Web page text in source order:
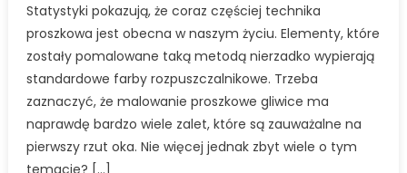
Statystyki pokazują, że coraz częściej technika
proszkowa jest obecna w naszym życiu. Elementy, które
zostały pomalowane taką metodą nierzadko wypierają
standardowe farby rozpuszczalnikowe. Trzeba
zaznaczyć, że malowanie proszkowe gliwice ma
naprawdę bardzo wiele zalet, które są zauważalne na
pierwszy rzut oka. Nie więcej jednak zbyt wiele o tym
temacie? […]